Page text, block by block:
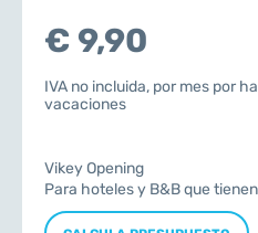
€ 9,90
IVA no incluida, por mes por
vacaciones
Vikey Opening
Para hoteles y B&B que